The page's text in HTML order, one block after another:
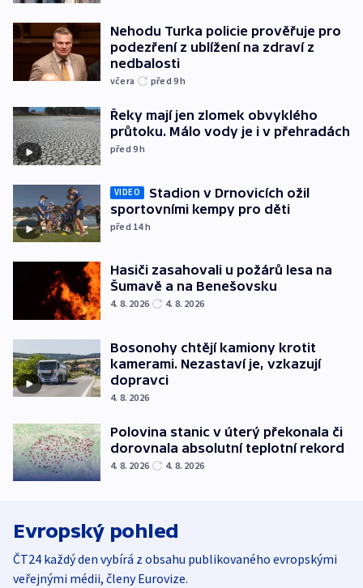
Nehodu Turka policie prověřuje pro
podezření z ublížení na zdraví z
nedbalosti
včera před 9h
Řeky mají jen zlomek obvyklého
průtoku. Málo vody je i v přehradách
před 9h
VIDEO
Stadion v Drnovicích ožil
sportovními kempy pro děti
před 14h
Hasiči zasahovali u požárů lesa na
Šumavě a na Benešovsku
4. 8. 2026 4. 8. 2026
Bosonohy chtějí kamiony krotit
kamerami. Nezastaví je, vzkazují
dopravci
4. 8. 2026
Polovina stanic v úterý překonala či
dorovnala absolutní teplotní rekord
4. 8. 2026 4. 8. 2026
Evropský pohled
ČT24 každý den vybírá z obsahu publikovaného evropskými
veřejnými médii, členy Eurovize.